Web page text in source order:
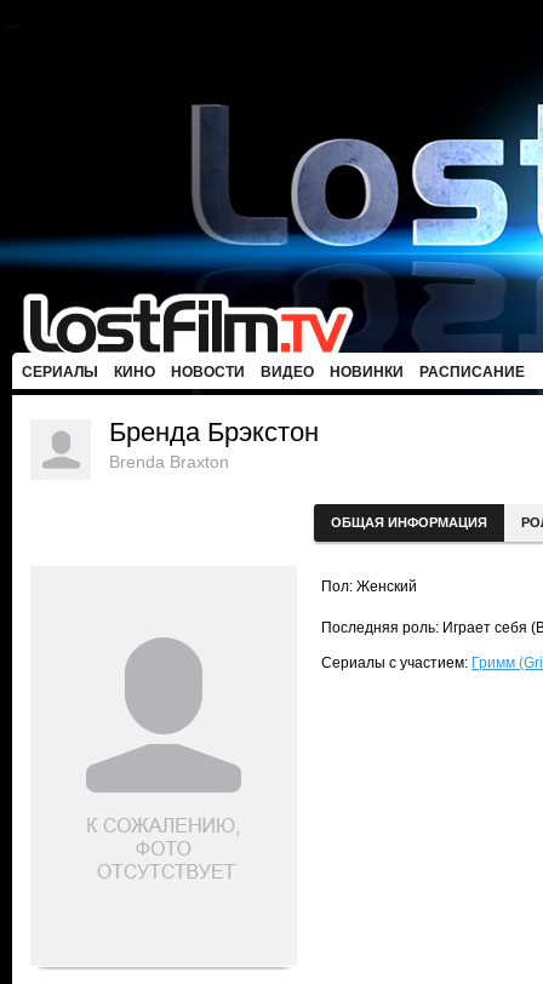
СЕРИАЛЫ КИНО НОВОСТИ ВИДЕО НОВИНКИ РАСПИСАНИЕ
Бренда Брэкстон
Brenda Braxton
ОБЩАЯ ИНФОРМАЦИЯ
Пол: Женский
Последняя роль: Играет себя
Сериалы с участием: Гримм